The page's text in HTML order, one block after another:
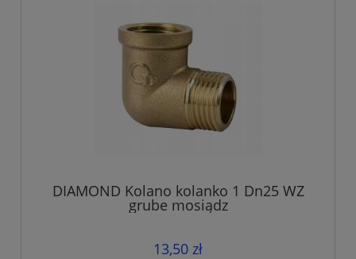
DIAMOND Kolano kolanko 1 Dn25 WZ
grube mosiądz
13,50 zł